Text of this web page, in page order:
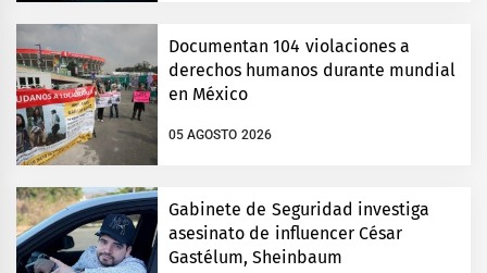
Documentan 104 violaciones a
derechos humanos durante mundial
en México
05 AGOSTO 2026
Gabinete de Seguridad investiga
asesinato de influencer César
Gastélum, Sheinbaum